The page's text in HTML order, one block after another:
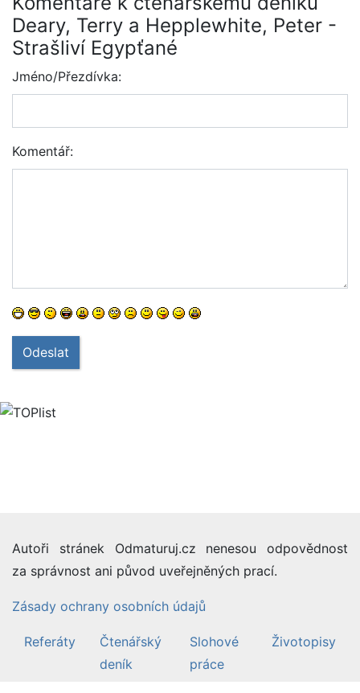
Deary, Terry a Hepplewhite, Peter -
Strašliví Egypťané
Jméno/Přezdívka:
Komentář:
Odeslat
Autoři stránek Odmaturuj.cz nenesou odpovědnost
za správnost ani původ uveřejněných prací.
Zásady ochrany osobních údajů
Referáty
Čtenářský
deník
Slohové
práce
Životopisy